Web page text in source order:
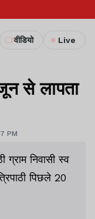
वीडियो Live
से लापता
PM
निवासी स्व
पिछले 20